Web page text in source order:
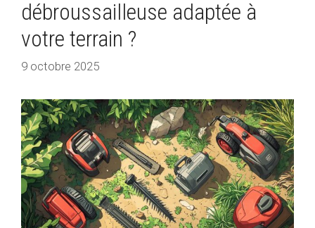
débroussailleuse adaptée à
votre terrain ?
9 octobre 2025